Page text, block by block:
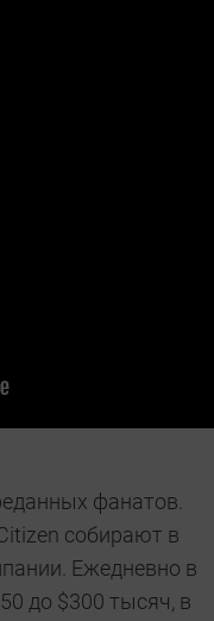
фанатов.
собирают в
Ежедневно в
до $300 тысяч, в